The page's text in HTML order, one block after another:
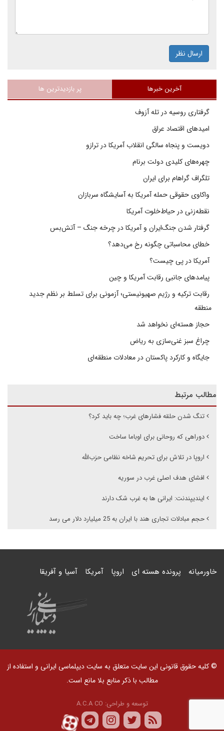
ارسال نظر
آخرین خبرها پر بازدیدترین ها
گرفتاری روسیه در تله آزوف
امیدهای اقتصاد عراق
دویست و پنجاه سالگی انقلاب آمریکا در ترازو
چهره‌های کلیدی دولت برنام
تلگراف گراهام برای ایران
واکاوی حقوقی حمله آمریکا به آسایشگاه سربازان
نقطه‌زنی در حیاط‌خلوت آمریکا
گرفتار شدن جنگ‌ایران و آمریکا در چرخه جنگ – آتش‌بس
خطای محاسباتی چگونه رخ می‌دهد؟
آمریکا در پی چیست؟
پیامدهای جانبی رقابت آمریکا و چین
رقابت ترکیه و رژیم صهیونیستی؛ آزمونی برای تسلط بر نظم جدید
منطقه
حجاز هسته‌ای نخواهد شد
چراغ سبز غنی‌سازی به ریاض
جایگاه و کارکرد پاکستان در معادلات منطقه‌ای
مطالب مرتبط
تنگ شدن حلقه فشارهای غرب؛ چه باید کرد؟
دوراهی که روحانی برای اوباما ساخت
اروپا در تلاش برای تحریم شاخه نظامی حزب‌الله
افشای هدف اصلی غرب در سوریه
ایندیپندنت: ایرانی ها به غرب شک دارند
حجم مبادلات تجاری هند با ایران به 25 میلیارد دلار می رسد
خاورمیانه پرونده هسته ای اروپا آمریکا آسیا و آفریقا
© کلیه حقوق قانونی این سایت متعلق به سایت دیپلماسی ایرانی و استفاده از
مطالب با ذکر منابع بلا مانع است.
توسعه و طراحی: A.C.A CO